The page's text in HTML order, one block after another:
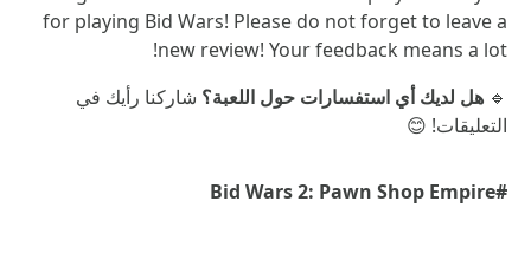
for playing Bid Wars! Please do not forget to leave a
new review! Your feedback means a lot!
🔹 هل لديك أي استفسارات حول اللعبة؟ شاركنا رأيك في
التعليقات! 😊
#Bid Wars 2: Pawn Shop Empire